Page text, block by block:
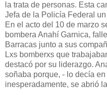
la trata de personas. Esta
Jefa de la Policía Federal
En el acto del 10 de marzo
bombera Anahí Garnica,
Barracas junto a sus
Lxs bomberxs que
destacó por su liderazgo.
soñaba porque, - lo decía
inesperadamente, se abrió